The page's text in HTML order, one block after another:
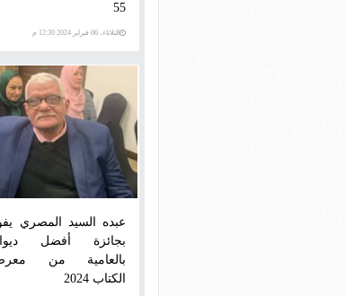
55
الثلاثاء، 06 فبراير 2024 12:30 م
عبده السيد المصري
بجائزة أفضل
بالعامية من
الكتاب 2024